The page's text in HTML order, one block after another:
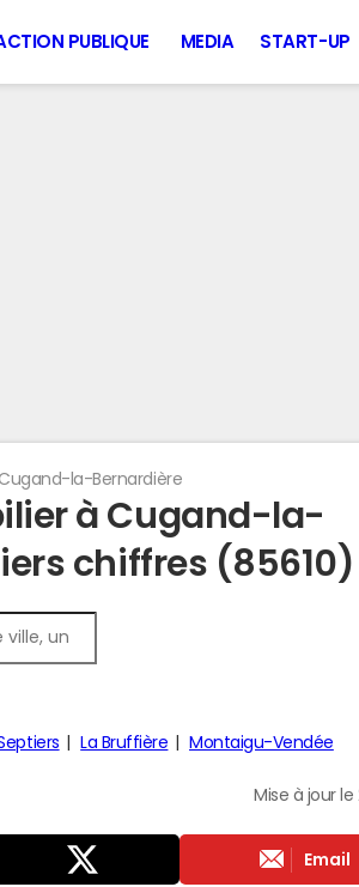
PUBLIQUE MEDIA START-UP
Cugand-la-Bernardière
à Cugand-la-
chiffres (85610)
La Bruffière Montaigu-Vendée
Mise à jour
Email